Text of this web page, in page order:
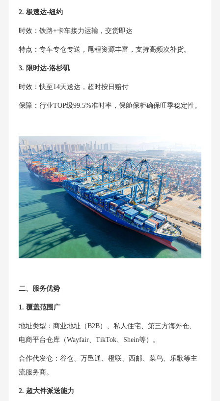
2. 极速达-纽约
时效：铁路+卡车接力运输，交货即达
特点：专车专仓专送，尾程资源丰富，支持高频次补货。
3. 限时达-洛杉矶
时效：快至14天送达，超时按日赔付
保障：行业TOP级99.5%准时率，保舱保柜确保旺季稳定性。
二、服务优势
1. 覆盖范围广
地址类型：商业地址（B2B）、私人住宅、第三方海外仓、
电商平台仓库（Wayfair、TikTok、Shein等）。
合作代发仓：谷仓、万邑通、橙联、西邮、菜鸟、乐歌等主
流服务商。
2. 超大件派送能力